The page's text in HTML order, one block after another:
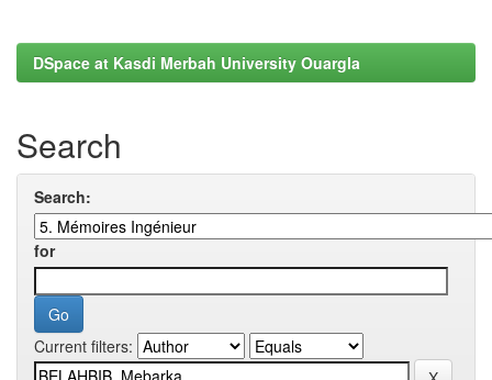
DSpace at Kasdi Merbah University Ouargla
Search
Search:
for
Current filters: